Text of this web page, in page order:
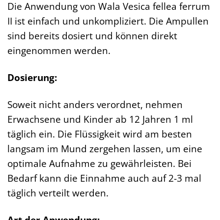
Die Anwendung von Wala Vesica fellea ferrum
II ist einfach und unkompliziert. Die Ampullen
sind bereits dosiert und können direkt
eingenommen werden.
Dosierung:
Soweit nicht anders verordnet, nehmen
Erwachsene und Kinder ab 12 Jahren 1 ml
täglich ein. Die Flüssigkeit wird am besten
langsam im Mund zergehen lassen, um eine
optimale Aufnahme zu gewährleisten. Bei
Bedarf kann die Einnahme auch auf 2-3 mal
täglich verteilt werden.